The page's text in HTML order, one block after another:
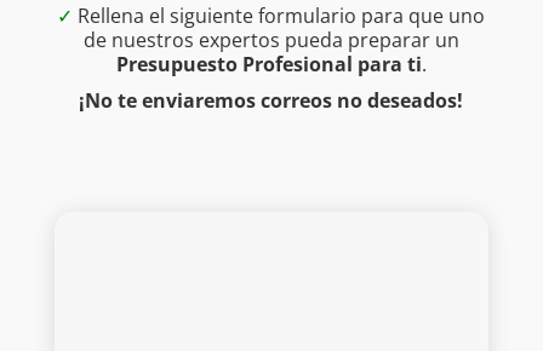
✓ Rellena el siguiente formulario para que uno
de nuestros expertos pueda preparar un
Presupuesto Profesional para ti.
¡No te enviaremos correos no deseados!